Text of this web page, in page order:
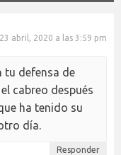
23 abril, 2020 a las 3:59 pm
tu defensa de
cabreo después
ha tenido su
día.
Responder